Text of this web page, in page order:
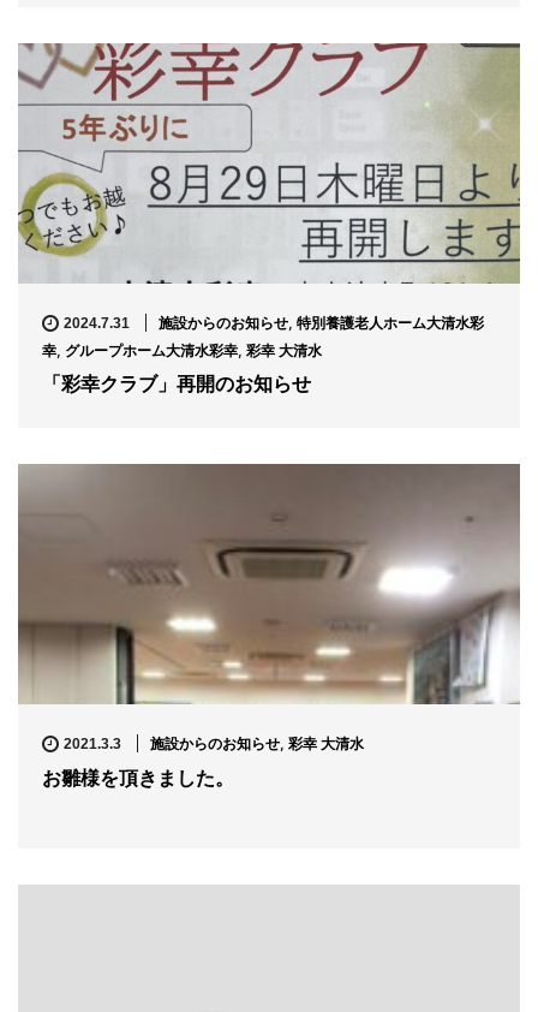
2024.7.31 施設からのお知らせ, 特別養護老人ホーム大清水彩
幸, グループホーム大清水彩幸, 彩幸 大清水
「彩幸クラブ」再開のお知らせ
2021.3.3 施設からのお知らせ, 彩幸 大清水
お雛様を頂きました。